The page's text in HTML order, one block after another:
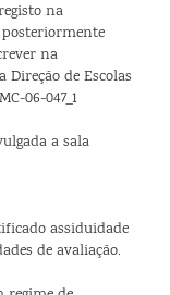
na
posteriormente
na
de Escolas
06-047_1
a sala
assiduidade
de avaliação.